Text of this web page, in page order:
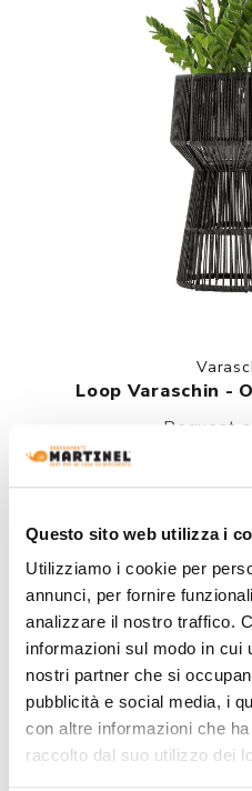
Questo sito web utilizza i
Utilizziamo i cookie per
annunci, per fornire
analizzare il nostro traffico.
informazioni sul modo in cui
nostri partner che si
pubblicità e social media, i
con altre informazioni che
raccolto dal suo utilizzo dei
Loop Varaschin -
Request